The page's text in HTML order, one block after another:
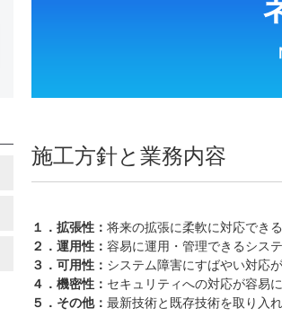
施工方針と業務内容
１．拡張性： 将来の拡張に柔軟に対応でき
２．運用性： 容易に運用・管理できるシステ
３．可用性： システム障害にすばやい対応
４．機密性： セキュリティへの対応が容易
５．その他： 最新技術と既存技術を取り入